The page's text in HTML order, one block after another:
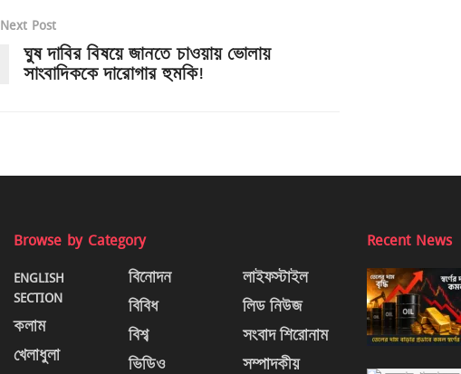
Next Post
ঘুষ দাবির বিষয়ে জানতে চাওয়ায় ভোলায়
সাংবাদিককে দারোগার হুমকি!
Browse by Category
ENGLISH
SECTION
কলাম
খেলাধুলা
বিনোদন
বিবিধ
বিশ্ব
ভিডিও
লাইফস্টাইল
লিড নিউজ
সংবাদ শিরোনাম
সম্পাদকীয়
Recent News